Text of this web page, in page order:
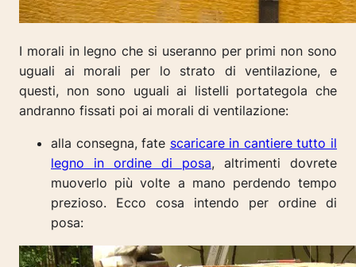
I morali in legno che si useranno per primi non sono
uguali ai morali per lo strato di ventilazione, e
questi, non sono uguali ai listelli portategola che
andranno fissati poi ai morali di ventilazione:
alla consegna, fate scaricare in cantiere tutto il
legno in ordine di posa, altrimenti dovrete
muoverlo più volte a mano perdendo tempo
prezioso. Ecco cosa intendo per ordine di
posa: